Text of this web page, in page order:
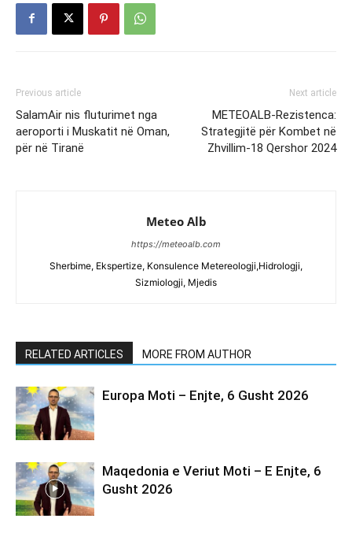
Previous article
SalamAir nis fluturimet nga
aeroporti i Muskatit në Oman,
për në Tiranë
Next article
METEOALB-Rezistenca:
Strategjitë për Kombet në
Zhvillim-18 Qershor 2024
Meteo Alb
https://meteoalb.com
Sherbime, Ekspertize, Konsulence Metereologji,Hidrologji,
Sizmiologji, Mjedis
RELATED ARTICLES MORE FROM AUTHOR
Europa Moti – Enjte, 6 Gusht 2026
Maqedonia e Veriut Moti – E Enjte, 6
Gusht 2026